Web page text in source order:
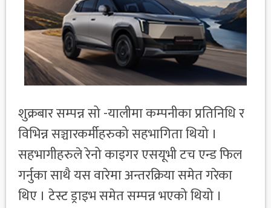
शुक्रबार सम्पन्न सो -यालीमा कम्पनीका प्रतिनिधि र
विभिन्न सञ्चारकर्मीहरुको सहभागिता थियो ।
सहभागीहरुले रेनो काइगर एसयूभी टच एन्ड फिल
गर्नुका साथै यस वारेमा अन्तरक्रिया समेत गरेका
थिए । टेस्ट ड्राइभ समेत सम्पन्न भएको थियो ।